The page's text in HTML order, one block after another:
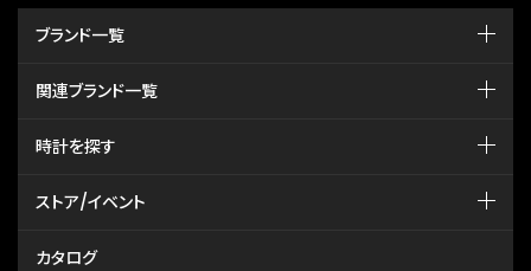
ブランド一覧
関連ブランド一覧
時計を探す
ストア/イベント
カタログ